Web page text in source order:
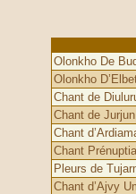
Olonkho De
Olonkho
Chant de
Chant de
Chant
Chant
Pleurs de
Chant d’Ajvy